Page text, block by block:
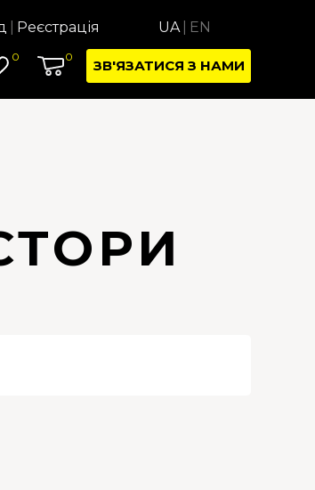
Реєстрація UA EN
0 0
ЗВ'ЯЗАТИСЯ З НАМИ